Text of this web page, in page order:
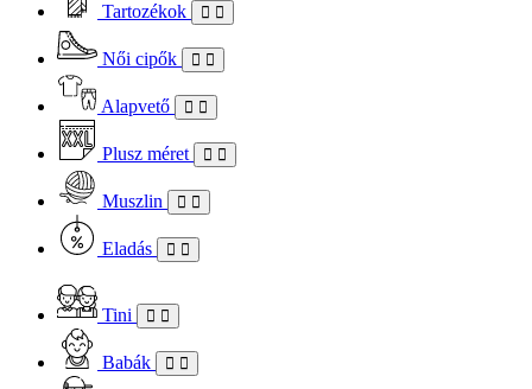
Tartozékok
Női cipők
Alapvető
Plusz méret
Muszlin
Eladás
Tini
Babák